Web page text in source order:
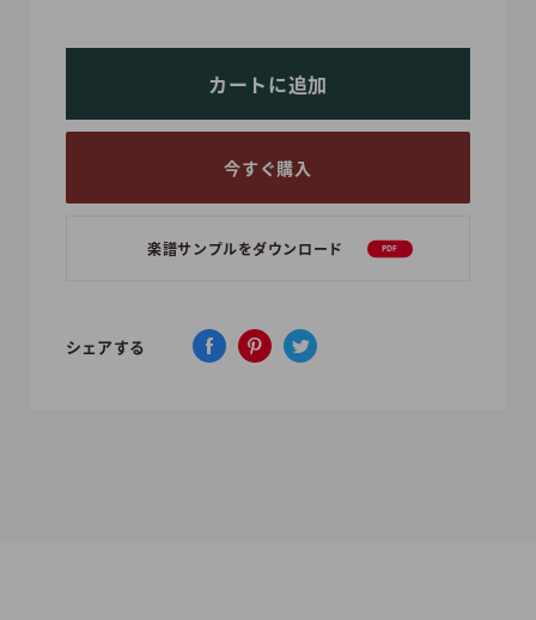
カートに追加
今すぐ購入
楽譜サンプルをダウンロード PDF
シェアする